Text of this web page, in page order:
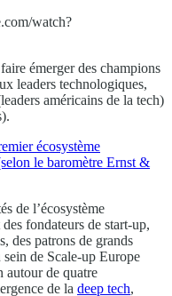
watch?
émerger des champions
leaders technologiques,
américains de la tech)
écosystème
le baromètre Ernst &
de l’écosystème
fondateurs de start-up,
des patrons de grands
de Scale-up Europe
autour de quatre
de la deep tech,